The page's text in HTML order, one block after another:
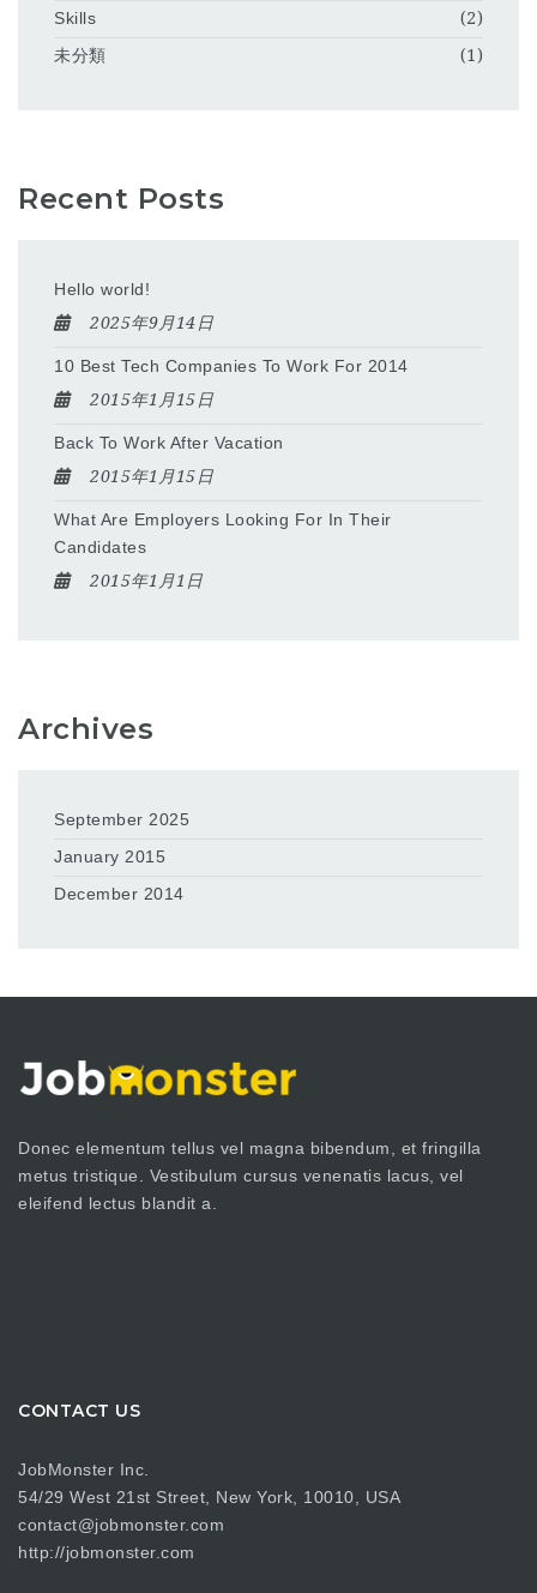
Skills
(2)
未分類
(1)
Recent Posts
Hello world!
2025年9月14日
10 Best Tech Companies To Work For 2014
2015年1月15日
Back To Work After Vacation
2015年1月15日
What Are Employers Looking For In Their
Candidates
2015年1月1日
Archives
September 2025
January 2015
December 2014
Donec elementum tellus vel magna bibendum, et fringilla
metus tristique. Vestibulum cursus venenatis lacus, vel
eleifend lectus blandit a.
CONTACT US
JobMonster Inc.
54/29 West 21st Street, New York, 10010, USA
contact@jobmonster.com
http://jobmonster.com